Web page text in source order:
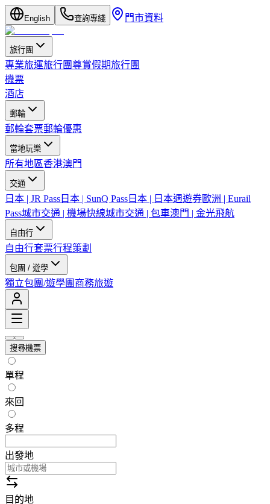
English 查詢專綫 門市資料
旅行團
專業旅運旅行團尊賞假期旅行團
機票
酒店
郵輪
郵輪套票郵輪優惠
當地玩樂
所有地區香港澳門
交通
日本 | JR Pass 日本 | SunQ Pass 日本 | 日本週遊券歐洲 | Eurail
Pass城市交通 | 機場快線城市交通 | 包車澳門 | 金光飛航
自由行
自由行套票行程策劃
包團 / 遊學
獨立包團/遊學團 商務旅遊
搜尋機票
單程
來回
多程
出發地
目的地